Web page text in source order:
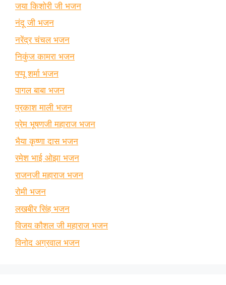
जया किशोरी जी भजन
नंदू जी भजन
नरेंद्र चंचल भजन
निकुंज कामरा भजन
पप्पू शर्मा भजन
पागल बाबा भजन
प्रकाश माली भजन
प्रेम भूषणजी महाराज भजन
भैया कृष्णा दास भजन
रमेश भाई ओझा भजन
राजनजी महाराज भजन
रोमी भजन
लखबीर सिंह भजन
विजय कौशल जी महाराज भजन
विनोद अग्रवाल भजन